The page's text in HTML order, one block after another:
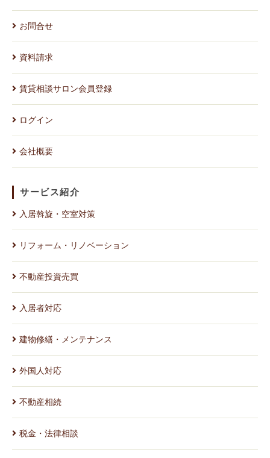
お問合せ
資料請求
賃貸相談サロン会員登録
ログイン
会社概要
サービス紹介
入居斡旋・空室対策
リフォーム・リノベーション
不動産投資売買
入居者対応
建物修繕・メンテナンス
外国人対応
不動産相続
税金・法律相談